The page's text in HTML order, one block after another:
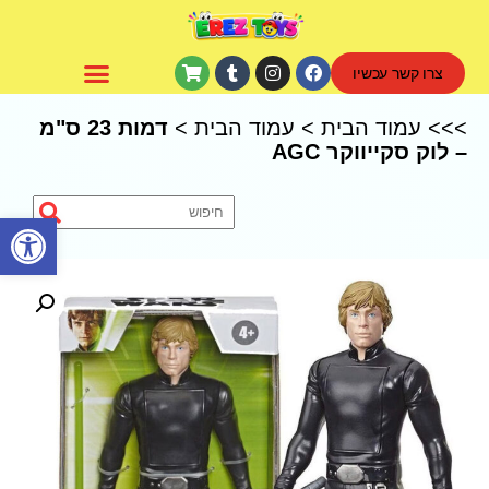
פתח סרגל נגישות
צרו קשר עכשיו
>>> עמוד הבית > עמוד הבית >
דמות 23 ס"מ
– לוק סקייווקר AGC